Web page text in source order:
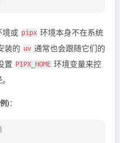
境或 pipx 环境本身不在系统
装的 uv 通常也会跟随它们的
置 PIPX_HOME 环境变量来控
)：